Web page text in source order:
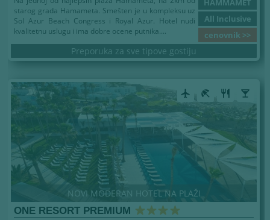
HAMMAMET
All Inclusive
cenovnik >>
starog grada Hamameta. Smešten je u kompleksu uz
Sol Azur Beach Congress i Royal Azur. Hotel nudi
kvalitetnu uslugu i ima dobre ocene putnika....
Preporuka za sve tipove gostiju
airplanemode_active beach_access restaurant local_bar
NOVI MODERAN HOTEL NA PLAŽI
ONE RESORT PREMIUM